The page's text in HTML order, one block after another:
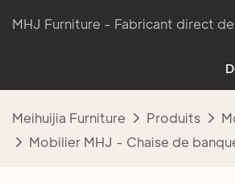
MHJ Furniture - Fabricant direct
Meihuijia Furniture Produits
Mobilier MHJ - Chaise de